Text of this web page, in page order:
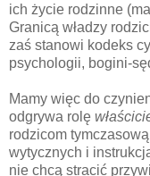
ich życie rodzinne
Granicą władzy
zaś stanowi kodeks
psychologii, bogini-
Mamy więc do
odgrywa rolę
rodzicom
wytycznych i
nie chcą stracić